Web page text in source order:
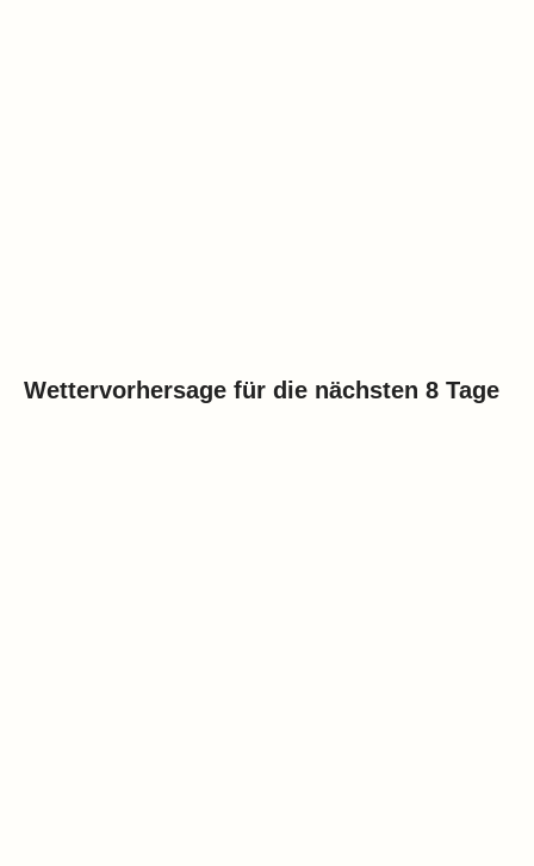
Wettervorhersage für die nächsten 8 Tage